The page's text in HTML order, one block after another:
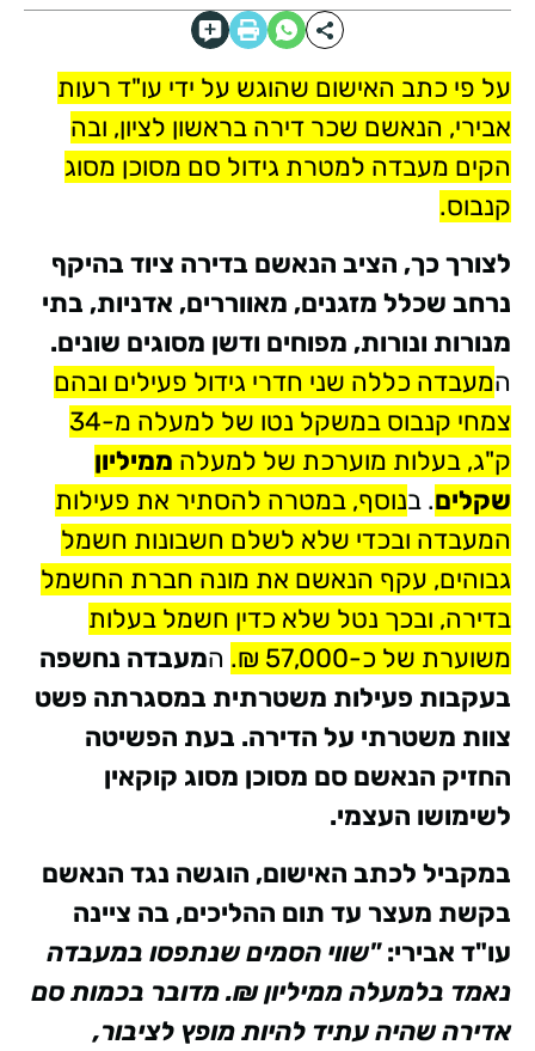
על פי כתב האישום שהוגש על ידי עו"ד רעות
אבירי, הנאשם שכר דירה בראשון לציון, ובה
הקים מעבדה למטרת גידול סם מסוכן מסוג
קנבוס.
לצורך כך, הציב הנאשם בדירה ציוד בהיקף
נרחב שכלל מזגנים, מאווררים, אדניות, בתי
מנורות ונורות, מפוחים ודשן מסוגים שונים.
המעבדה כללה שני חדרי גידול פעילים ובהם
צמחי קנבוס במשקל נטו של למעלה מ-34
ק"ג, בעלות מוערכת של למעלה ממיליון
שקלים. בנוסף, במטרה להסתיר את פעילות
המעבדה ובכדי שלא לשלם חשבונות חשמל
גבוהים, עקף הנאשם את מונה חברת החשמל
בדירה, ובכך נטל שלא כדין חשמל בעלות
משוערת של כ-57,000 ₪.
המעבדה נחשפה
בעקבות פעילות משטרתית במסגרתה פשט
צוות משטרתי על הדירה. בעת הפשיטה
החזיק הנאשם סם מסוכן מסוג קוקאין
לשימושו העצמי.
במקביל לכתב האישום, הוגשה נגד הנאשם
בקשת מעצר עד תום ההליכים, בה ציינה
עו"ד אבירי:"שווי הסמים שנתפסו במעבדה
נאמד בלמעלה ממיליון ₪. מדובר בכמות סם
אדירה שהיה עתיד להיות מופץ לציבור,